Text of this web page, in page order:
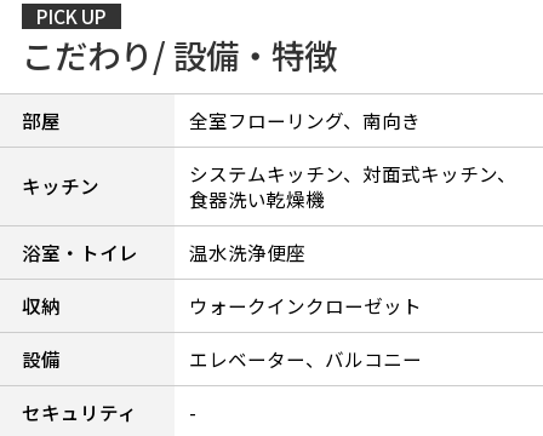
PICK UP
こだわり/ 設備・特徴
部屋 全室フローリング、南向き
キッチン
システムキッチン、対面式キッチン、
食器洗い乾燥機
浴室・トイレ
温水洗浄便座
収納
ウォークインクローゼット
設備
エレベーター、バルコニー
セキュリティ
-